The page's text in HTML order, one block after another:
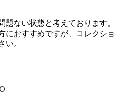
ない状態と考えております。
におすすめですが、コレクショ
い。